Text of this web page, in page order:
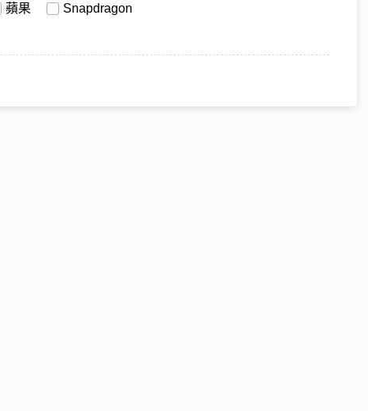
蘋果 Snapdragon